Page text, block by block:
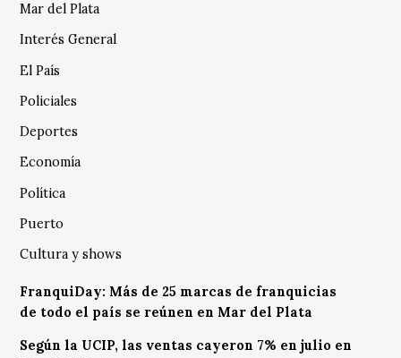
Mar del Plata
Interés General
El País
Policiales
Deportes
Economía
Política
Puerto
Cultura y shows
FranquiDay: Más de 25 marcas de franquicias
de todo el país se reúnen en Mar del Plata
Según la UCIP, las ventas cayeron 7% en julio en